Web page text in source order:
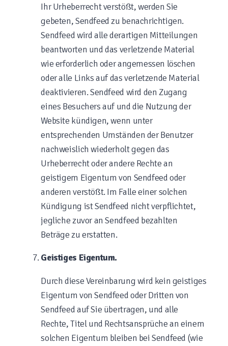
Ihr Urheberrecht verstößt, werden Sie
gebeten, Sendfeed zu benachrichtigen.
Sendfeed wird alle derartigen Mitteilungen
beantworten und das verletzende Material
wie erforderlich oder angemessen löschen
oder alle Links auf das verletzende Material
deaktivieren. Sendfeed wird den Zugang
eines Besuchers auf und die Nutzung der
Website kündigen, wenn unter
entsprechenden Umständen der Benutzer
nachweislich wiederholt gegen das
Urheberrecht oder andere Rechte an
geistigem Eigentum von Sendfeed oder
anderen verstößt. Im Falle einer solchen
Kündigung ist Sendfeed nicht verpflichtet,
jegliche zuvor an Sendfeed bezahlten
Beträge zu erstatten.
Geistiges Eigentum.
Durch diese Vereinbarung wird kein geistiges
Eigentum von Sendfeed oder Dritten von
Sendfeed auf Sie übertragen, und alle
Rechte, Titel und Rechtsansprüche an einem
solchen Eigentum bleiben bei Sendfeed (wie